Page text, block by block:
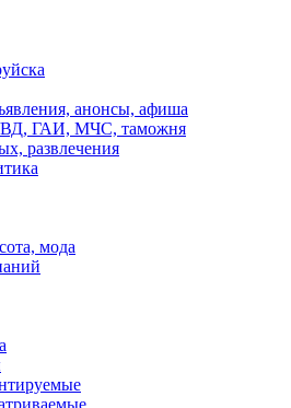
анонсы, афиша
ГАИ, МЧС, таможня
развлечения
мода